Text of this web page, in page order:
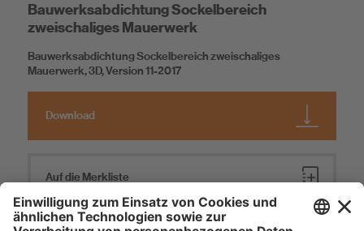
Bauwerksabdichtung Sockelbereich
zweischaliges Mauerwerk
Bauwerksabdichtung Sockelbereich zweischaliges
Mauerwerk, 3D, Version 11-2017
Download
Auf die Merkliste